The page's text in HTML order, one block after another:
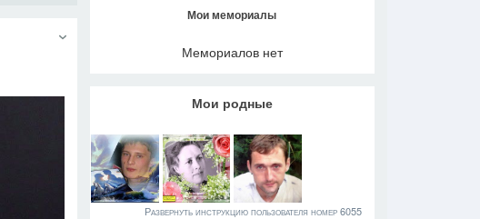
Мои мемориалы
Мемориалов нет
Мои родные
Развернуть инструкцию пользователя номер 6055